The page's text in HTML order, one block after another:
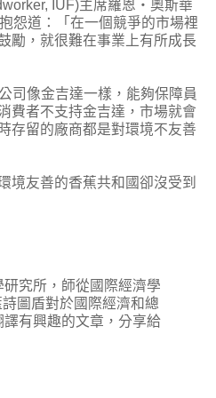
IUF)主席羅恩‧奧斯華
怨道：「在一個競爭的市場裡
勵，就很難在事業上有所成長
司像金吉達一樣，能夠保障員
費者不支持金吉達，市場就會
存留的廠商都是對環境不友善
境友善的香蕉共和國卻沒受到
究所，師從國際經濟學
圖盾對於國際經濟和總
有興趣的文章，分享給